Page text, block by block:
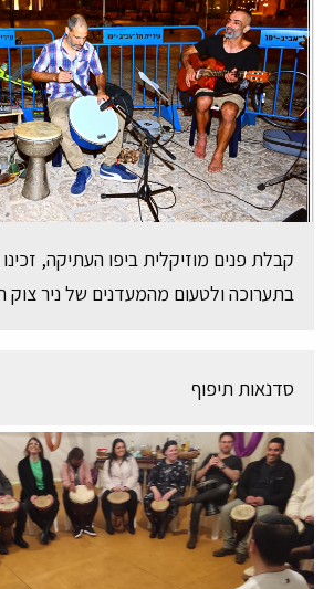
קבלת פנים מוזיקלית ביפו העתיקה,
בתערוכה ולטעום מהמעדנים של ניר צוק
סדנאות תיפוף